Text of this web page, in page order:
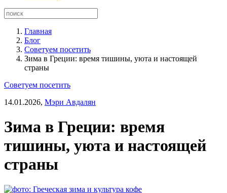
Главная
Блог
Советуем посетить
Зима в Греции: время тишины, уюта и настоящей
страны
Советуем посетить
14.01.2026, Мэри Авдалян
Зима в Греции: время
тишины, уюта и настоящей
страны